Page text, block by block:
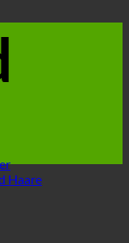
Haare